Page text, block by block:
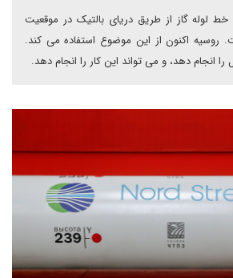
خط لوله گاز از طریق دریای بالتیک در موقعیت
روسیه اکنون از این موضوع استفاده می کند.
را انجام دهد، و می تواند این کار را انجام دهد.